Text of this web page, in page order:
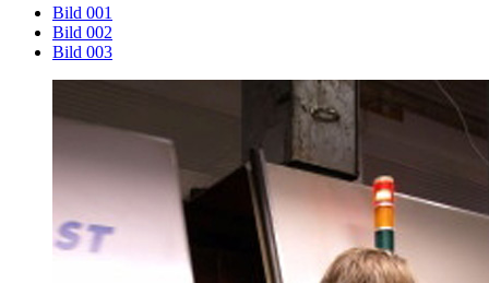
Bild 001
Bild 002
Bild 003